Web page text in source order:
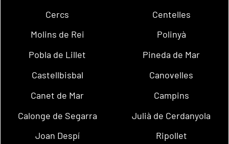
Cercs
Centelles
Molins de Rei
Polinyà
Pobla de Lillet
Pineda de Mar
Castellbisbal
Canovelles
Canet de Mar
Campins
Calonge de Segarra
Julià de Cerdanyola
Joan Despí
Ripollet